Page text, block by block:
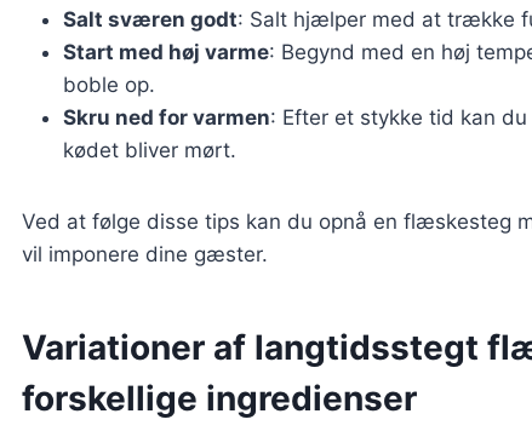
Salt sværen godt: Salt hjælper med at trække
Start med høj varme: Begynd med en høj
boble op.
Skru ned for varmen: Efter et stykke tid kan
kødet bliver mørt.
Ved at følge disse tips kan du opnå en flæskesteg
vil imponere dine gæster.
Variationer af langtidsstegt
forskellige ingredienser